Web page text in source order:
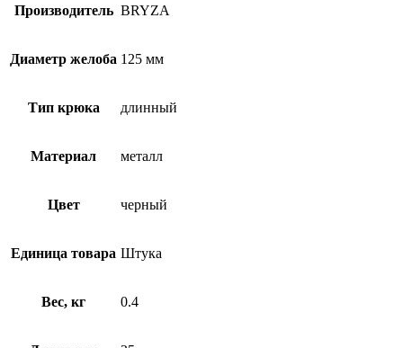
Производитель BRYZA
Диаметр желоба 125 мм
Тип крюка длинный
Материал металл
Цвет черный
Единица товара Штука
Вес, кг 0.4